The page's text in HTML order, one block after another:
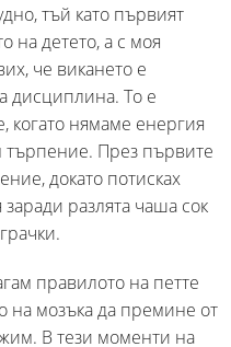
тъй като първият
на детето, а с моя
че викането е
дисциплина. То е
когато нямаме енергия
През първите
докато потисках
разлята чаша сок
правилото на петте
на мозъка да премине от
В тези моменти на